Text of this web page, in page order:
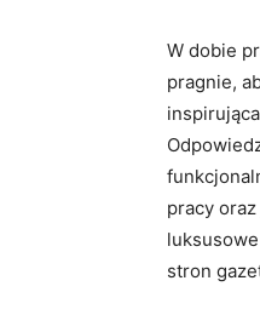
W dobie
pragnie,
‌pracy
stron